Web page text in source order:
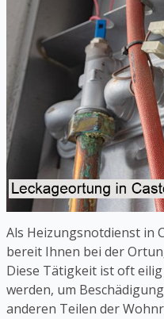
Als Heizungsnotdienst in
bereit Ihnen bei der
Diese Tätigkeit ist oft
werden, um
anderen Teilen der